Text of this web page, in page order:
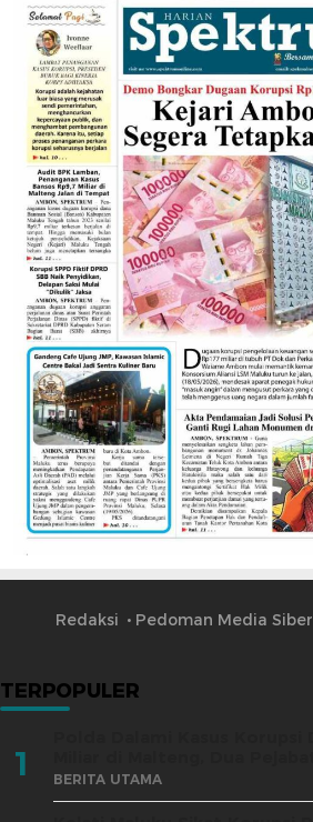
Redaksi Pedoman Media Siber
TERPOPULER
1 BERITA UTAMA